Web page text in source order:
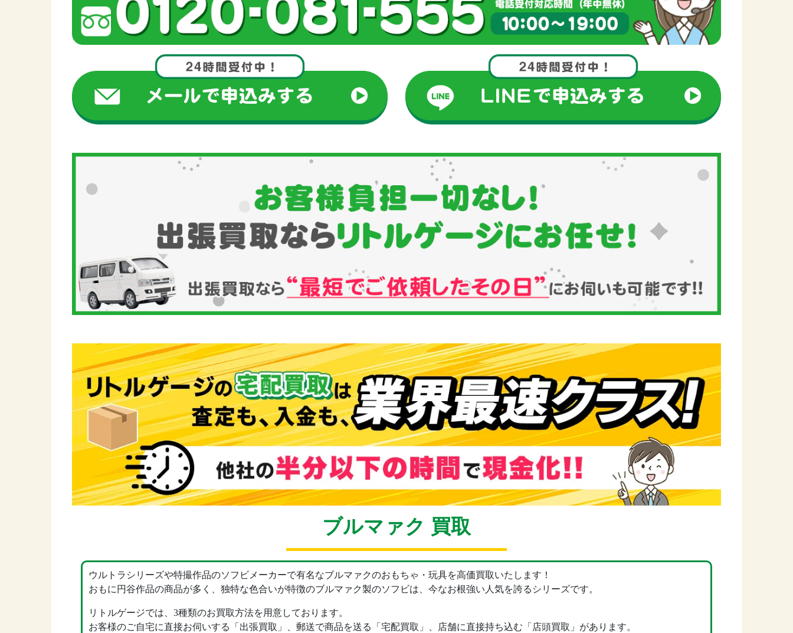
ブルマァク 買取
ウルトラシリーズや特撮作品のソフビメーカーで有名なブルマァクのおもちゃ・玩具を高価買取いたします！
おもに円谷作品の商品が多く、独特な色合いが特徴のブルマァク製のソフビは、今なお根強い人気を誇るシリーズです。
リトルゲージでは、3種類のお買取方法を用意しております。
お客様のご自宅に直接お伺いする「出張買取」、郵送で商品を送る「宅配買取」、店舗に直接持ち込む「店頭買取」があります。